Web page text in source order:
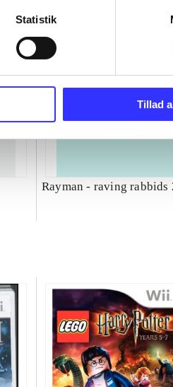
Statistik
Tillad
Rayman - raving rabbids